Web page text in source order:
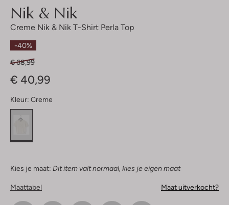
Nik & Nik
Creme Nik & Nik T-Shirt Perla Top
-40%
€ 68,99
€ 40,99
Kleur: Creme
Kies je maat: Dit item valt normaal, kies je eigen maat
Maattabel Maat uitverkocht?